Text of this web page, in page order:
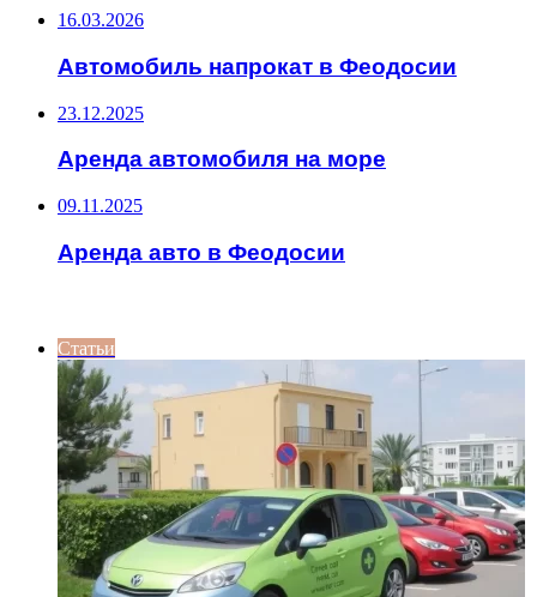
16.03.2026
Автомобиль напрокат в Феодосии
23.12.2025
Аренда автомобиля на море
09.11.2025
Аренда авто в Феодосии
Статьи